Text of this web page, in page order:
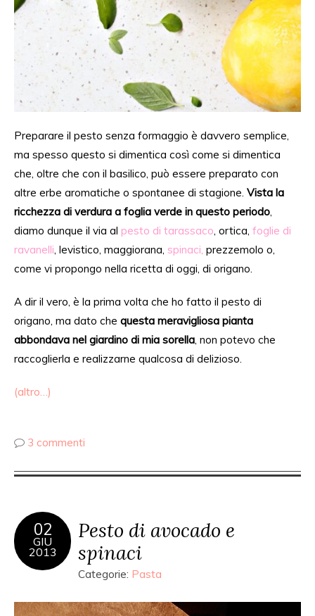
Preparare il pesto senza formaggio è davvero semplice,
ma spesso questo si dimentica così come si dimentica
che, oltre che con il basilico, può essere preparato con
altre erbe aromatiche o spontanee di stagione. Vista la
ricchezza di verdura a foglia verde in questo periodo,
diamo dunque il via al pesto di tarassaco, ortica, foglie di
ravanelli, levistico, maggiorana, spinaci, prezzemolo o,
come vi propongo nella ricetta di oggi, di origano.
A dir il vero, è la prima volta che ho fatto il pesto di
origano, ma dato che questa meravigliosa pianta
abbondava nel giardino di mia sorella, non potevo che
raccoglierla e realizzarne qualcosa di delizioso.
(altro…)
3 commenti
02
GIU
2013
Pesto di avocado e
spinaci
Categorie: Pasta